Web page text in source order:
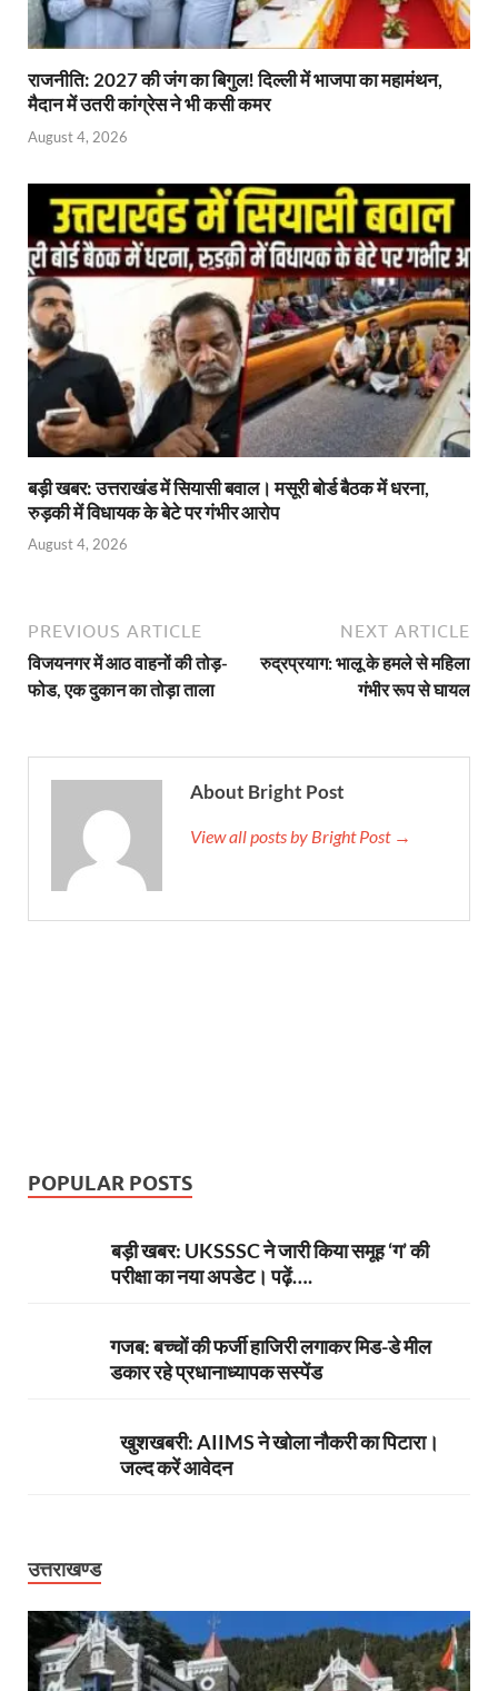
राजनीति: 2027 की जंग का बिगुल! दिल्ली में भाजपा का महामंथन,
मैदान में उतरी कांग्रेस ने भी कसी कमर
August 4, 2026
बड़ी खबर: उत्तराखंड में सियासी बवाल। मसूरी बोर्ड बैठक में धरना,
रुड़की में विधायक के बेटे पर गंभीर आरोप
August 4, 2026
PREVIOUS ARTICLE
विजयनगर में आठ वाहनों की तोड़-
फोड, एक दुकान का तोड़ा ताला
NEXT ARTICLE
रुद्रप्रयाग: भालू के हमले से महिला
गंभीर रूप से घायल
About Bright Post
View all posts by Bright Post →
POPULAR POSTS
बड़ी खबर: UKSSSC ने जारी किया समूह ‘ग’ की
परीक्षा का नया अपडेट। पढ़ें….
गजब: बच्चों की फर्जी हाजिरी लगाकर मिड-डे मील
डकार रहे प्रधानाध्यापक सस्पेंड
खुशखबरी: AIIMS ने खोला नौकरी का पिटारा।
जल्द करें आवेदन
उत्तराखण्ड